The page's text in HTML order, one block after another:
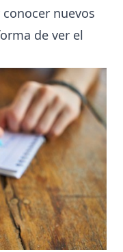
nuevos
de ver el